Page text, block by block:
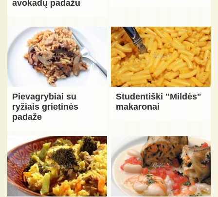
avokadų padažu
Pievagrybiai su
ryžiais grietinės
padaže
Studentiški "Mildės"
makaronai